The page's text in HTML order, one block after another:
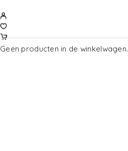
Geen producten in de winkelwagen.